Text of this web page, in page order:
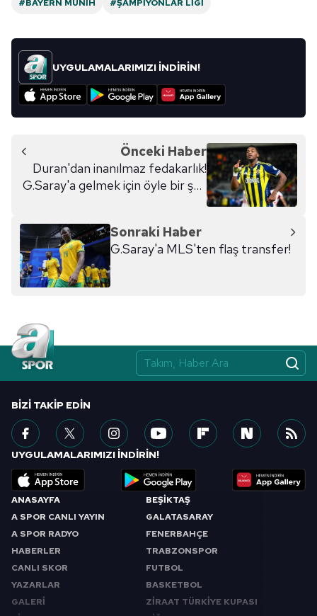
#BAYERN MÜNIH
#ŞAMPIYONLAR LIGI
UYGULAMALARIMIZI İNDİRİN!
Önceki Haber
Duran'dan inanılmaz fedakarlık!
G.Saray'a gelmek için öyle bir şey
Sonraki Haber
G.Saray'a MLS'ten flaş transfer!
ANASAYFA
A SPOR CANLI YAYIN
A SPOR RADYO
HABERLER
CANLI SKOR
YAZARLAR
GALERİ
BEŞİKTAŞ
GALATASARAY
FENERBAHÇE
TRABZONSPOR
FUTBOL
BASKETBOL
ZİRAAT TÜRKİYE KUPASI
BIZI TAKIP EDIN
UYGULAMALARIMIZI İNDİRİN!